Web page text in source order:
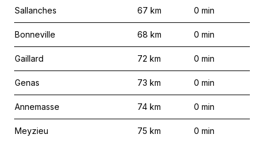
Sallanches 67 km 0 min
Bonneville 68 km 0 min
Gaillard 72 km 0 min
Genas 73 km 0 min
Annemasse 74 km 0 min
Meyzieu 75 km 0 min